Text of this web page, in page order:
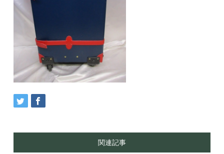
関連記事